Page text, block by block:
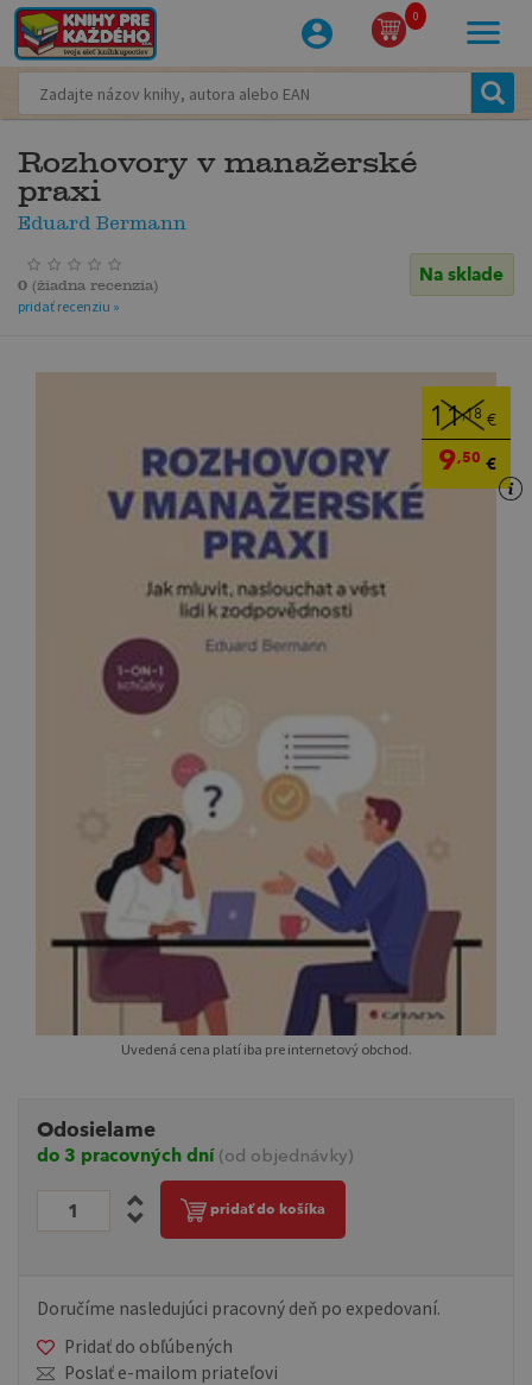
0
Rozhovory v manažerské
praxi
Eduard Bermann
Na sklade
0 (žiadna recenzia)
pridať recenziu »
11,18 €
9,50 €
Uvedená cena platí iba pre internetový obchod.
Odosielame
do 3 pracovných dní (od objednávky)
pridať do košíka
Doručíme nasledujúci pracovný deň po expedovaní.
Pridať do obľúbených
Poslať e-mailom priateľovi